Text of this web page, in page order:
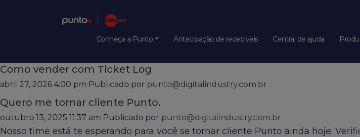
Conheça a Punto Antecipação de recebíveis Central de ajuda
Boleto Punto
Publicado porpunto@digitalindustry.com.br
Para acessar seu boleto Punto basta clicar em Emita seu boleto na home do
Como vender com Ticket Log
abril 27, 2026 4:00 pm Publicado por punto@digitalindustry.com.br
Quero me tornar cliente Punto.
outubro 13, 2025 11:37 am Publicado por punto@digitalindustry.com.br
Nosso time está te esperando para você se tornar cliente Punto ainda hoje.